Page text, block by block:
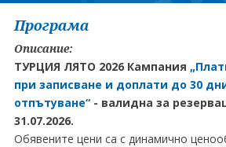
Програма
Описание:
ТУРЦИЯ ЛЯТО 2026 Кампания
при записване и доплати до 30
отпътуване“ - валидна за
31.07.2026.
Обявените цени са с динамично